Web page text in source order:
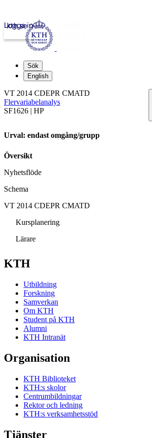
kth.se
Logga in
Sök
English
VT 2014 CDEPR CMATD
Flervariabelanalys
SF1626 | HP
Urval: endast omgång/grupp
Översikt
Nyhetsflöde
Schema
VT 2014 CDEPR CMATD
Kursplanering
Lärare
KTH
Utbildning
Forskning
Samverkan
Om KTH
Student på KTH
Alumni
KTH Intranät
Organisation
KTH Biblioteket
KTH:s skolor
Centrumbildningar
Rektor och ledning
KTH:s verksamhetsstöd
Tjänster